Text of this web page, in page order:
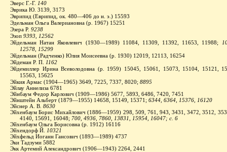
Эверс Г.-Г. 140
Эврика Ю. 3139, 3173
Эврипид (Еврипид, ок. 480—406 до н. э.) 15593
Эдельман Ольга Валериановна (р. 1967) 15251
Эзера Р. 9238
Эзоп 9393, 12562
Эйдельман Натан Яковлевич (1930—1989) 11084, 11309, 11392, 11653, 11988;
12578, 15299
Эйдельман (Радченко) Юлия Моисеевна (р. 1930) 12019, 12113, 16254
Эйдеман Р. П. 1162
Эйдемиллер Ирина Всеволодовна (р. 1959) 15045, 15061, 15073, 15104, 15121,
15563, 15625
Эйкия Армас (1904—1965) 3649, 7225, 7337, 8020; 8895
Эйлау Аннелиза 6781
Эйнбаум Федор Карлович (1909—1986) 5677, 5893, 6486, 7420, 7451
Эйнштейн Альберт (1879—1955) 14658, 15149, 15371; 6344, 6364, 15376, 16120
Эйснер А. В. 8630
Эйхенбаум Борис Михайлович (1886—1959) 298, 509, 761, 943, 3431, 3472, 3512,
4140, 15691, 16048; 700, 4936, 7860, 13831, 15954, 16047; с. 6
Эйхенбаум Ольга Борисовна (р. 1912) 16116
Эйхендорф Й. 10321
Эйхфельд Иоганн Гансович (1893—1989) 4737
Эки Тадзуми 5882
Экк Артемий Александрович (1906—1943) 2264, 2441